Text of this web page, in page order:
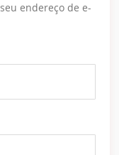
endereço de e-